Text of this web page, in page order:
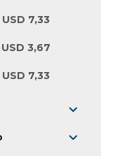
USD 7,33
USD 3,67
USD 7,33